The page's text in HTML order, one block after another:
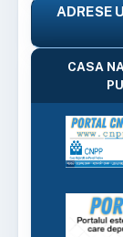
ADRESE
CASA